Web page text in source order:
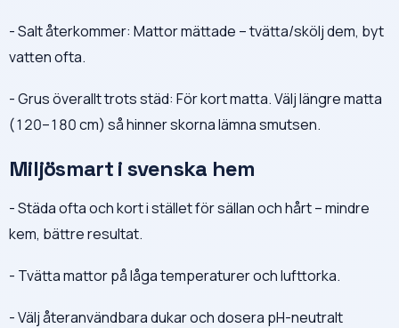
- Salt återkommer: Mattor mättade – tvätta/skölj dem, byt
vatten ofta.
- Grus överallt trots städ: För kort matta. Välj längre matta
(120–180 cm) så hinner skorna lämna smutsen.
Miljösmart i svenska hem
- Städa ofta och kort i stället för sällan och hårt – mindre
kem, bättre resultat.
- Tvätta mattor på låga temperaturer och lufttorka.
- Välj återanvändbara dukar och dosera pH-neutralt